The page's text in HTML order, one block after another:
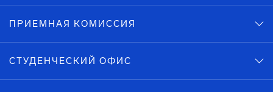
ПРИЕМНАЯ КОМИССИЯ
СТУДЕНЧЕСКИЙ ОФИС